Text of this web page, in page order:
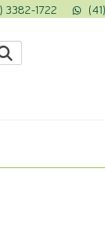
3382-1722